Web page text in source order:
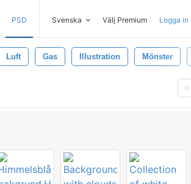
PSD Svenska Välj Premium Logga in
Luft Gas Illustration Mönster